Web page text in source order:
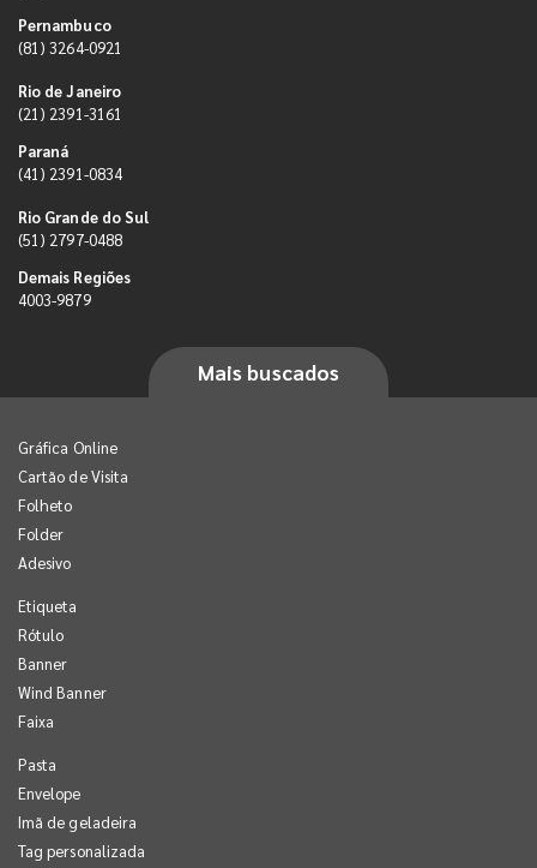
Pernambuco
(81) 3264-0921
Rio de Janeiro
(21) 2391-3161
Paraná
(41) 2391-0834
Rio Grande do Sul
(51) 2797-0488
Demais Regiões
4003-9879
Mais buscados
Gráfica Online
Cartão de Visita
Folheto
Folder
Adesivo
Etiqueta
Rótulo
Banner
Wind Banner
Faixa
Pasta
Envelope
Imã de geladeira
Tag personalizada